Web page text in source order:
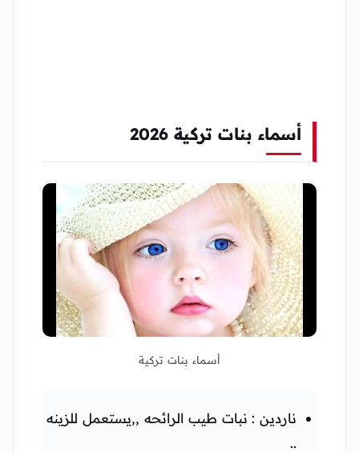
أسماء بنات تركية 2026
أسماء بنات تركية
ناردين : نبات طيب الرائحه ,,يستعمل للزينه
..